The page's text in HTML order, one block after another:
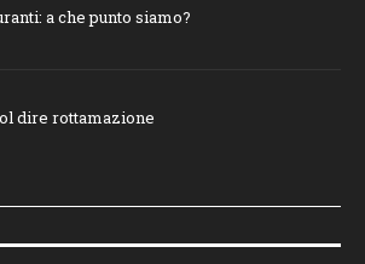
a che punto siamo?
dire rottamazione